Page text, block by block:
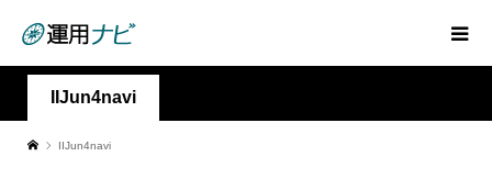
IIJun4navi
IIJun4navi